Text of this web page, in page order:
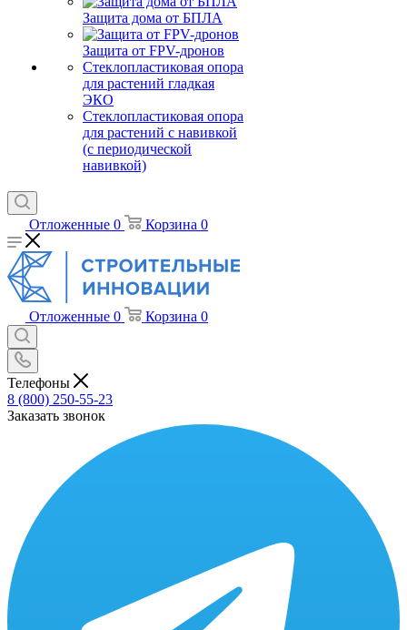
Защита дома от БПЛА
Защита от FPV-дронов
Стеклопластиковая опора
для растений гладкая
ЭКО
Стеклопластиковая опора
для растений с навивкой
(с периодической
навивкой)
Отложенные 0 Корзина 0
Отложенные 0 Корзина 0
Телефоны
8 (800) 250-55-23
Заказать звонок